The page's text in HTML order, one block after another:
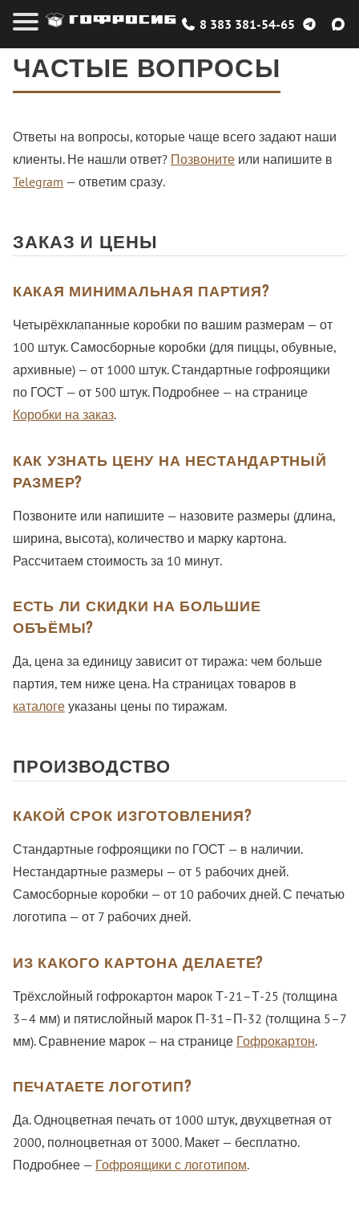
8 383 381-54-65
ЧАСТЫЕ ВОПРОСЫ
Ответы на вопросы, которые чаще всего задают наши
клиенты. Не нашли ответ? Позвоните или напишите в
Telegram — ответим сразу.
ЗАКАЗ И ЦЕНЫ
КАКАЯ МИНИМАЛЬНАЯ ПАРТИЯ?
Четырёхклапанные коробки по вашим размерам — от
100 штук. Самосборные коробки (для пиццы, обувные,
архивные) — от 1000 штук. Стандартные гофроящики
по ГОСТ — от 500 штук. Подробнее — на странице
Коробки на заказ.
КАК УЗНАТЬ ЦЕНУ НА НЕСТАНДАРТНЫЙ
РАЗМЕР?
Позвоните или напишите — назовите размеры (длина,
ширина, высота), количество и марку картона.
Рассчитаем стоимость за 10 минут.
ЕСТЬ ЛИ СКИДКИ НА БОЛЬШИЕ
ОБЪЁМЫ?
Да, цена за единицу зависит от тиража: чем больше
партия, тем ниже цена. На страницах товаров в
каталоге указаны цены по тиражам.
ПРОИЗВОДСТВО
КАКОЙ СРОК ИЗГОТОВЛЕНИЯ?
Стандартные гофроящики по ГОСТ — в наличии.
Нестандартные размеры — от 5 рабочих дней.
Самосборные коробки — от 10 рабочих дней. С печатью
логотипа — от 7 рабочих дней.
ИЗ КАКОГО КАРТОНА ДЕЛАЕТЕ?
Трёхслойный гофрокартон марок Т-21–Т-25 (толщина
3–4 мм) и пятислойный марок П-31–П-32 (толщина 5–7
мм). Сравнение марок — на странице Гофрокартон.
ПЕЧАТАЕТЕ ЛОГОТИП?
Да. Одноцветная печать от 1000 штук, двухцветная от
2000, полноцветная от 3000. Макет — бесплатно.
Подробнее — Гофроящики с логотипом.